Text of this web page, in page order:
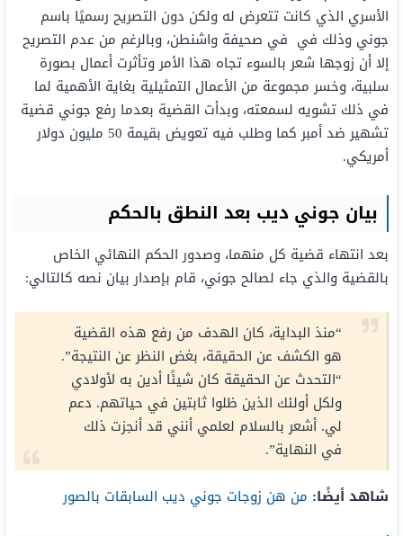
الأسري الذي كانت تتعرض له ولكن دون التصريح رسميًا باسم
جوني وذلك في في صحيفة واشنطن، وبالرغم من عدم التصريح
إلا أن زوجها شعر بالسوء تجاه هذا الأمر وتأثرت أعمال بصورة
سلبية، وخسر مجموعة من الأعمال التمثيلية بغاية الأهمية لما
في ذلك تشويه لسمعته، وبدأت القضية بعدما رفع جوني قضية
تشهير ضد أمبر كما وطلب فيه تعويض بقيمة 50 مليون دولار
أمريكي.
بيان جوني ديب بعد النطق بالحكم
بعد انتهاء قضية كل منهما، وصدور الحكم النهائي الخاص
بالقضية والذي جاء لصالح جوني، قام بإصدار بيان نصه كالتالي:
“منذ البداية، كان الهدف من رفع هذه القضية
هو الكشف عن الحقيقة، بغض النظر عن النتيجة”.
“التحدث عن الحقيقة كان شيئًا أدين به لأولادي
ولكل أولئك الذين ظلوا ثابتين في حياتهم. دعم
لي. أشعر بالسلام لعلمي أنني قد أنجزت ذلك
في النهاية”.
شاهد أيضًا: من هن زوجات جوني ديب السابقات بالصور